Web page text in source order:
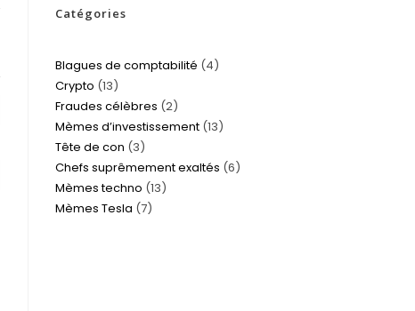
Catégories
Blagues de comptabilité 4
Crypto 13
Fraudes célèbres 2
Mèmes d’investissement 13
Tête de con 3
Chefs suprêmement exaltés 6
Mèmes techno 13
Mèmes Tesla 7